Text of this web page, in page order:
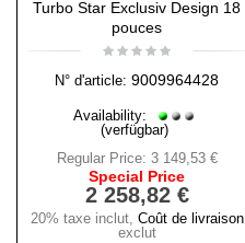
Turbo Star Exclusiv Design 18
pouces
N° d'article: 9009964428
Availability:
(verfügbar)
Regular Price: 3 149,53 €
Special Price
2 258,82 €
20% taxe inclut, Coût de livraison
exclut